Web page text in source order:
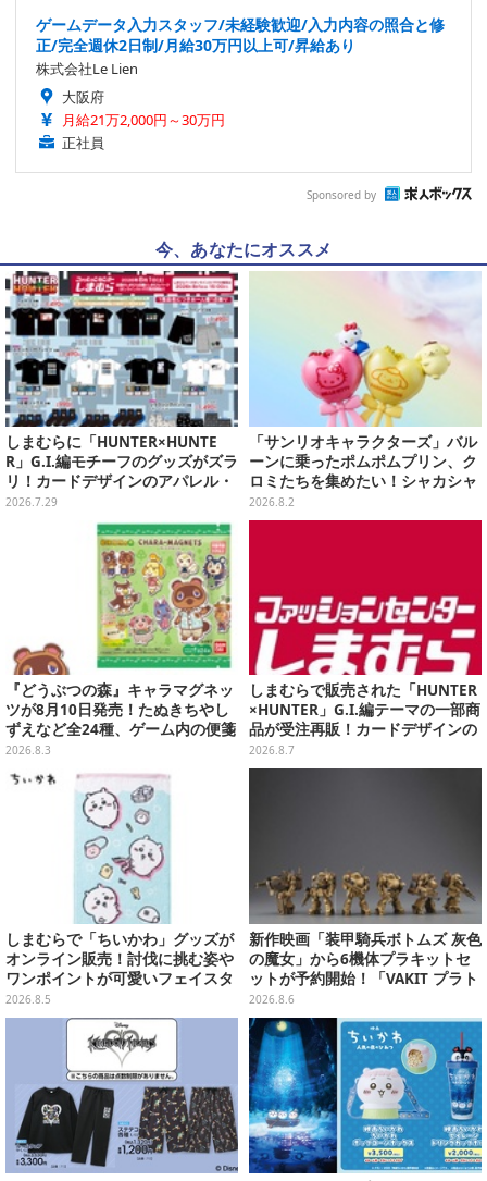
ゲームデータ入力スタッフ/未経験歓迎/入力内容の照合と修
正/完全週休2日制/月給30万円以上可/昇給あり
株式会社Le Lien
大阪府
月給21万2,000円～30万円
正社員
Sponsored by
今、あなたにオススメ
しまむらに「HUNTER×HUNTE
R」G.I.編モチーフのグッズがズラ
リ！カードデザインのアパレル・
雑貨、ゴレイヌの「オレが3人分
2026.7.29
「サンリオキャラクターズ」バル
ーンに乗ったポムポムプリン、ク
ロミたちを集めたい！シャカシャ
カ音が鳴るチャーム全8種
2026.8.2
『どうぶつの森』キャラマグネッ
ツが8月10日発売！たぬきちやし
ずえなど全24種、ゲーム内の便箋
風メモカード全10種も
2026.8.3
しまむらで販売された「HUNTER
×HUNTER」G.I.編テーマの一部商
品が受注再販！カードデザインの
キーホルダーや、キルアたちのセ
リフ付ソックスなど
2026.8.7
しまむらで「ちいかわ」グッズが
オンライン販売！討伐に挑む姿や
ワンポイントが可愛いフェイスタ
オル、バスマットなど全14種
2026.8.5
新作映画「装甲騎兵ボトムズ 灰色
の魔女」から6機体プラキットセ
ットが予約開始！「VAKIT プラト
ーン」第1弾、各部関節可動仕様
2026.8.6